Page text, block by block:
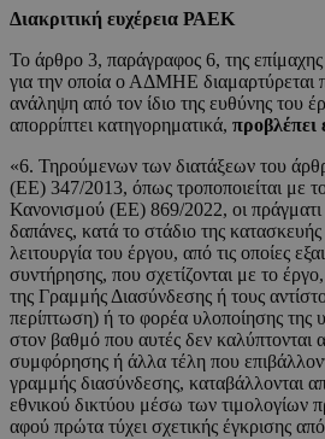
Διακριτική ευχέρεια ΡΑΕΚ
Το άρθρο 3, παράγραφος 6, της
για την οποία ο ΑΔΜΗΕ διαμαρτύρεται
ανάληψη από τον ίδιο της ευθύνης του
απορρίπτει κατηγορηματικά, προβλέπει
«6. Τηρούμενων των διατάξεων του
(ΕΕ) 347/2013, όπως τροποποιείται με
Κανονισμού (ΕΕ) 869/2022, οι πράγματι
δαπάνες, κατά το στάδιο της
λειτουργία του έργου, από τις οποίες
συντήρησης, που σχετίζονται με το
της Γραμμής Διασύνδεσης ή τους
περίπτωση) ή το φορέα υλοποίησης της
στον βαθμό που αυτές δεν καλύπτονται
συμφόρησης ή άλλα τέλη που
γραμμής διασύνδεσης, καταβάλλονται
εθνικού δικτύου μέσω των τιμολογίων
αφού πρώτα τύχει σχετικής έγκρισης